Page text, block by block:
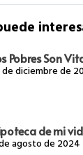
Pobres Son
de diciembre de
de mi
agosto de 2024